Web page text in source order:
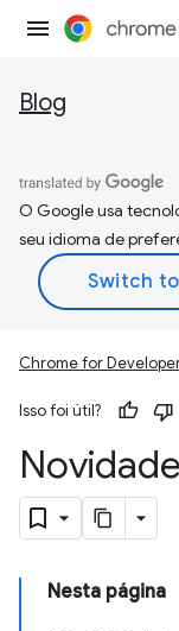
Blog
O Google usa
seu idioma de
Chrome for
Isso foi útil?
Nesta página